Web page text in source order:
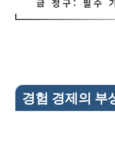
경험 경제의 부